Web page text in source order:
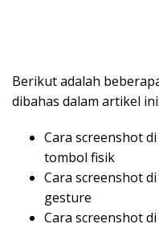
Berikut adalah
dibahas dalam artikel ini:
Cara screenshot
tombol fisik
Cara screenshot
gesture
Cara screenshot